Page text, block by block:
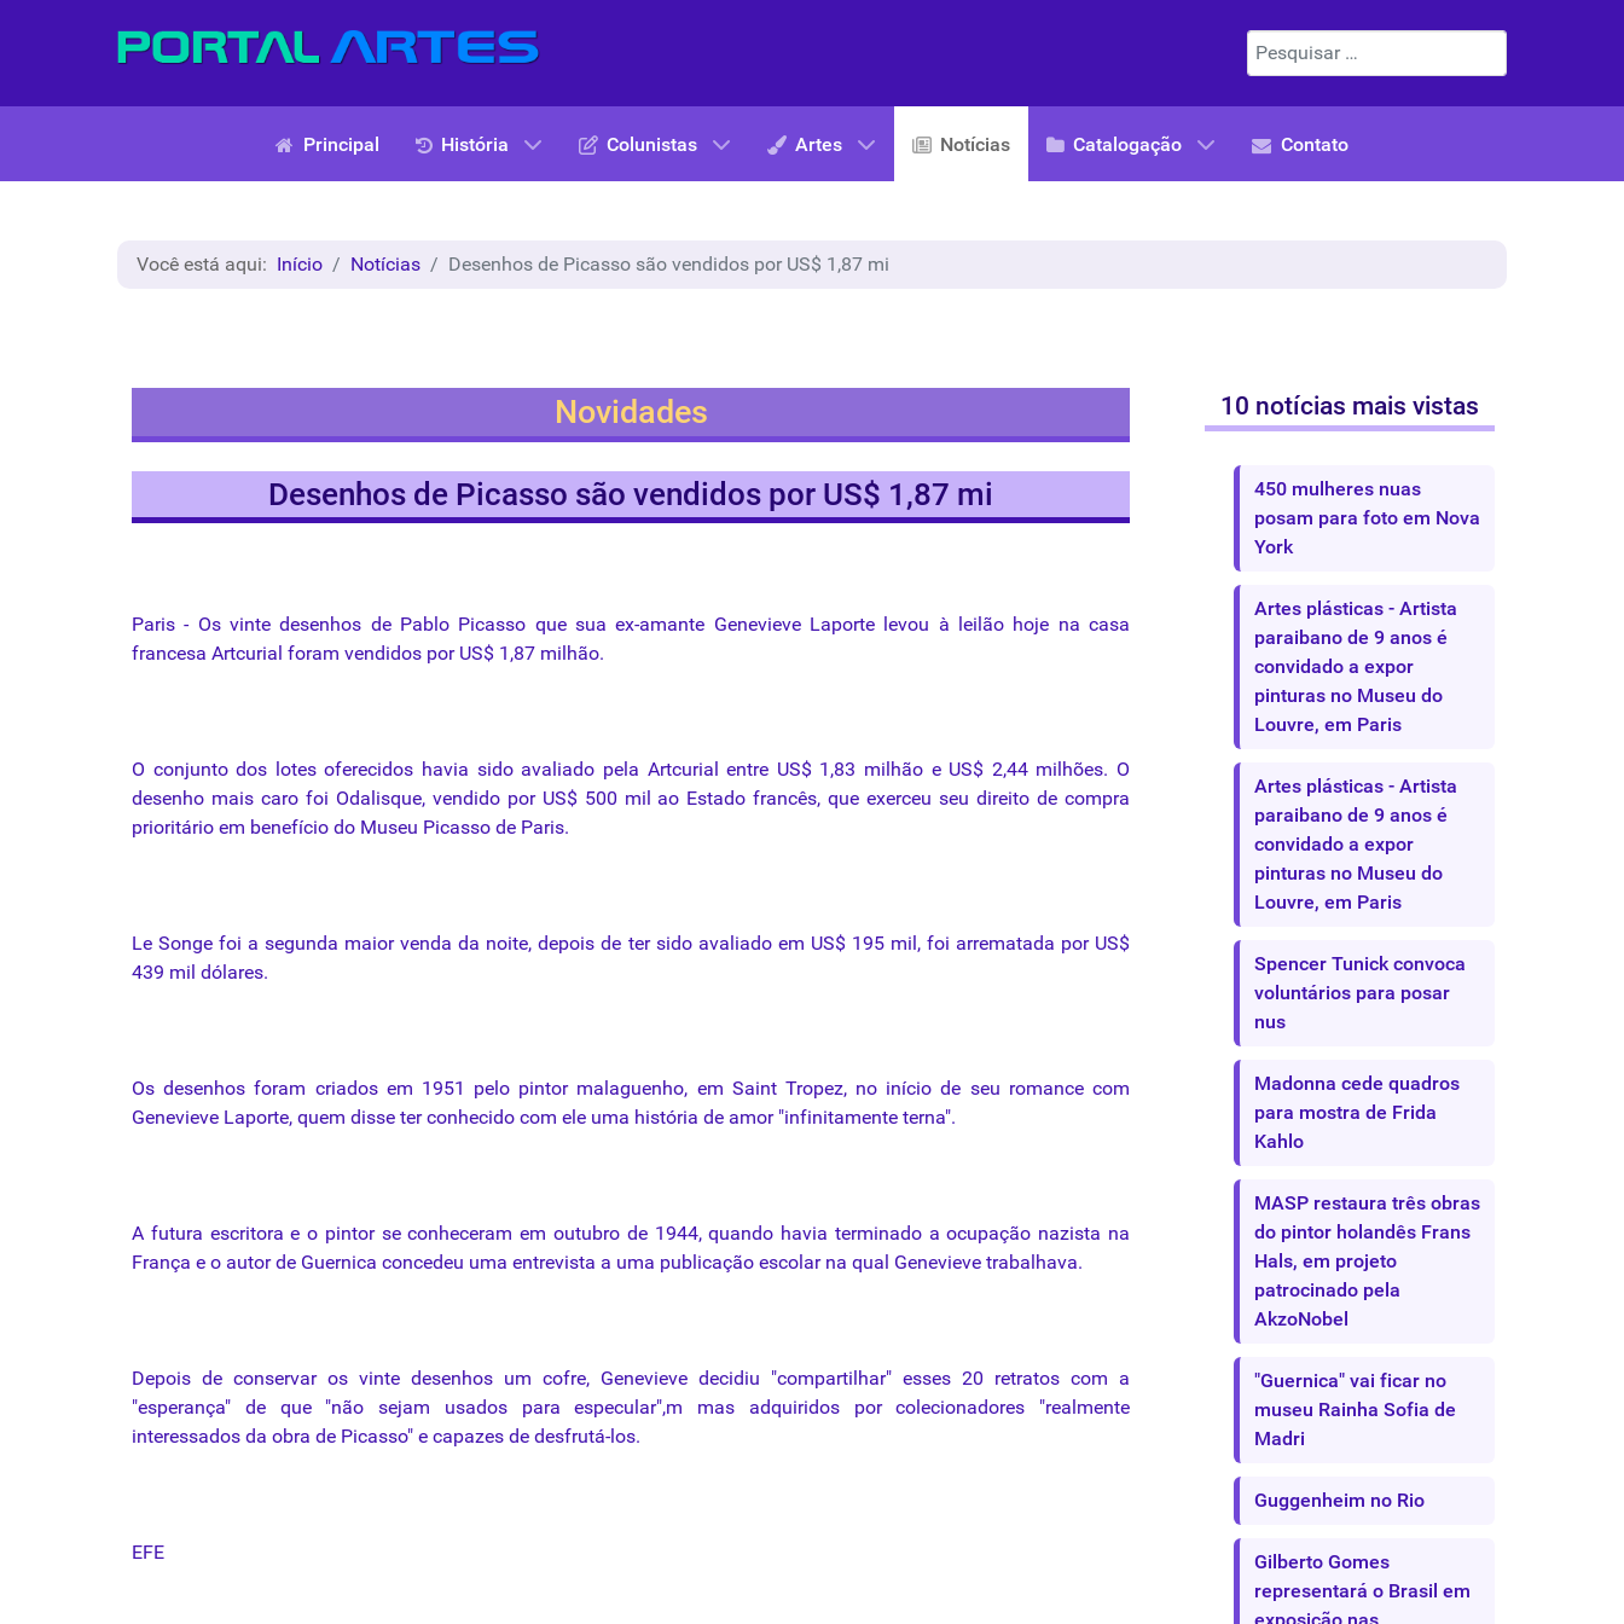
Pesquisar
Principal História Colunistas Artes Notícias Catalogação Contato
Você está aqui: Início Notícias Desenhos de Picasso são vendidos por US$ 1,87 mi
Novidades
Desenhos de Picasso são vendidos por US$ 1,87 mi
Paris - Os vinte desenhos de Pablo Picasso que sua ex-amante Genevieve Laporte levou à leilão hoje na casa
francesa Artcurial foram vendidos porUS$ 1,87 milhão.
O conjuntodos lotesoferecidos havia sido avaliado pela Artcurial entre US$ 1,83 milhãoe US$ 2,44 milhões. O
desenho mais caro foi Odalisque, vendido porUS$ 500 mil ao Estado francês,que exerceu seu direito de compra
prioritário em benefício do Museu Picasso de Paris.
Le Songe foi a segunda maior venda da noite, depois de ter sido avaliado em US$ 195 mil, foi arrematada porUS$
439 mil dólares.
Os desenhos foram criados em 1951 pelo pintor malaguenho, em Saint Tropez, no início de seu romance com
Genevieve Laporte, quem disse ter conhecido com ele uma história de amor "infinitamente terna".
A futura escritora e o pintor se conheceram em outubro de 1944, quando havia terminado a ocupação nazista na
França e o autor de Guernica concedeu uma entrevista a uma publicação escolar na qual Genevieve trabalhava.
Depois de conservar os vinte desenhos um cofre, Genevieve decidiu "compartilhar" esses 20 retratos com a
"esperança" de que"não sejam usados para especular",m mas adquiridos porcolecionadores "realmente
interessados da obra de Picasso" e capazes de desfrutá-los.
EFE
10 notícias mais vistas
450 mulheres nuas
posam para foto em Nova
York
Artes plásticas - Artista
paraibano de 9 anos é
convidado a expor
pinturas no Museu do
Louvre, em Paris
Artes plásticas - Artista
paraibano de 9 anos é
convidado a expor
pinturas no Museu do
Louvre, em Paris
Spencer Tunick convoca
voluntários para posar
nus
Madonna cede quadros
para mostra de Frida
Kahlo
MASP restaura três obras
do pintor holandês Frans
Hals, em projeto
patrocinado pela
AkzoNobel
"Guernica" vai ficar no
museu Rainha Sofia de
Madri
Guggenheim no Rio
Gilberto Gomes
representará o Brasil em